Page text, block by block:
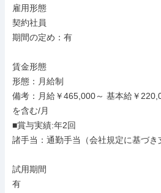
雇用形態
契約社員
期間の定め：有
賃金形態
形態：月給制
備考：月給￥465,000～ 基本給￥
を含む/月
■賞与実績:年2回
諸手当：通勤手当（会社規定に基づき
試用期間
有